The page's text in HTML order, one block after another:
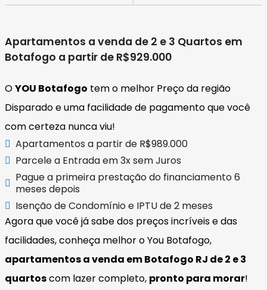
Apartamentos a venda de 2 e 3 Quartos em
Botafogo a partir de R$929.000
OYOU Botafogo tem o melhor Preço da região
Disparado e uma facilidade de pagamento que você
com certeza nunca viu!
Apartamentos a partir de R$989.000
Parcele a Entrada em 3x sem Juros
Pague a primeira prestação do financiamento 6
meses depois
Isenção de Condomínio e IPTU de 2 meses
Agora que você já sabe dos preços incríveis e das
facilidades, conheça melhor o You Botafogo,
apartamentos a venda em Botafogo RJ de 2 e 3
quartoscom lazer completo, pronto para morar!